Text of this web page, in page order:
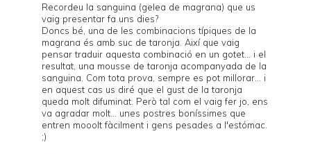
Recordeu la sanguina (gelea de magrana) que us
vaig presentar fa uns dies?
Doncs bé, una de les combinacions típiques de la
magrana és amb suc de taronja. Així que vaig
pensar traduir aquesta combinació en un gotet... i el
resultat, una mousse de taronja acompanyada de la
sanguina. Com tota prova, sempre es pot millorar... i
en aquest cas us diré que el gust de la taronja
queda molt difuminat. Però tal com el vaig fer jo, ens
va agradar molt... unes postres boníssimes que
entren mooolt fàcilment i gens pesades a l'estómac.
;)